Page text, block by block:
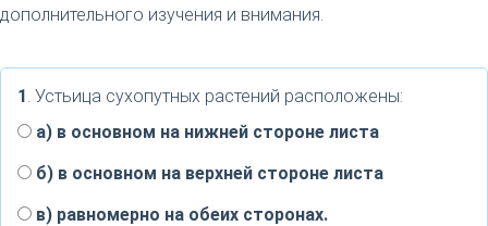
дополнительного изучения и внимания.
1. Устьица сухопутных растений расположены:
а) в основном на нижней стороне листа
б) в основном на верхней стороне листа
в) равномерно на обеих сторонах.